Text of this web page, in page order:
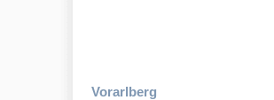
Vorarlberg